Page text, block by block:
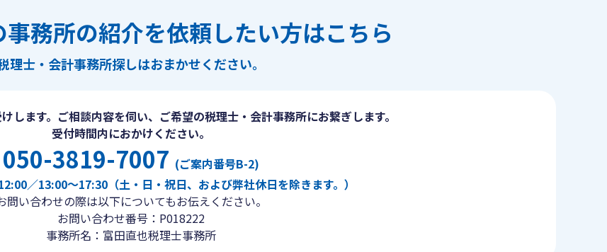
務所の紹介を依頼したい方はこちら
理士・会計事務所探しはおまかせください。
します。ご相談内容を伺い、ご希望の税理士・会計事務所にお繋ぎします。
受付時間内におかけください。
050-3819-7007 (ご案内番号B-2)
／13:00〜17:30（土・日・祝日、および弊社休日を除きます。）
問い合わせの際は以下についてもお伝えください。
お問い合わせ番号：P018222
事務所名：富田直也税理士事務所